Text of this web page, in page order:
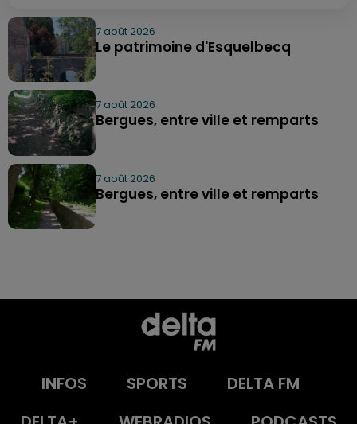
7 août 2026
Le patrimoine d'Esquelbecq
7 août 2026
Bergues, entre ville et remparts
7 août 2026
Bergues, entre ville et remparts
INFOS SPORTS
DELTA FM